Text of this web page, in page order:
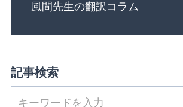
風間先生の翻訳コラム
記事検索